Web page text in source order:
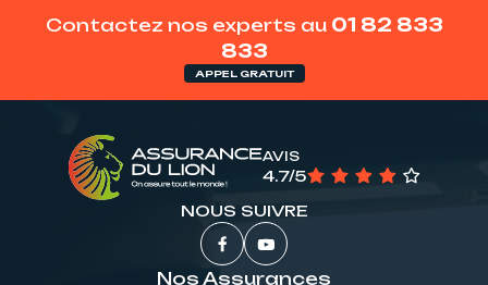
Contactez nos experts au 01 82 833
833
APPEL GRATUIT
AVIS
4.7/5
NOUS SUIVRE
Nos Assurances